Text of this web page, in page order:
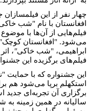
چهار نفر از این
افغانستان با نام "شب
فیلم‌هایی از آن‌ها با
می‌شود. "افغانستان
ابراهیمی، "شب خاکی"،
فیلم‌های برگزیده این
این جشنواره که با
استکهلم برپا می‌شود هم
برگزاری آن تجربه‌ای
سالیانه در همین زمینه